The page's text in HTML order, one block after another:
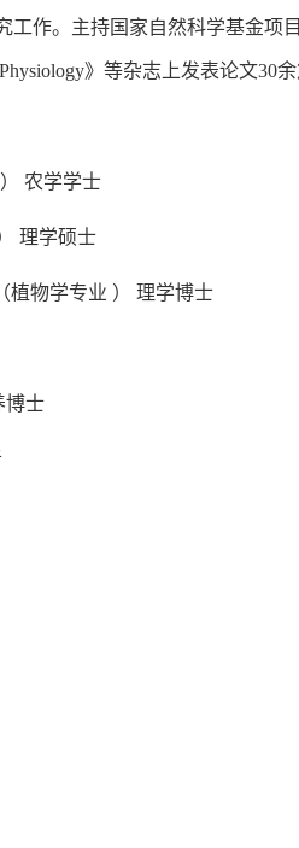
作。主持国家自然科学基金项
》等杂志上发表论文30余
农学学士
理学硕士
植物学专业 ） 理学博士
博士